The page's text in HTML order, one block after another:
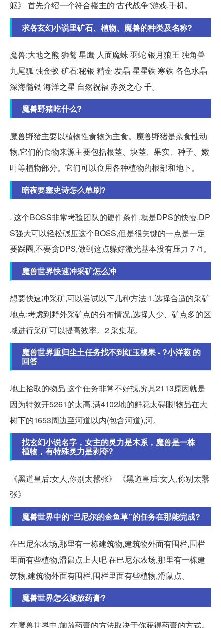
躯》 首先介绍一个符合楼主的“古代战争”游戏,手机。
求各玄幻小说里矿石、植物、魔兽的种类及名称?
魔兽:大地之熊 狮鹫 星鹰 人面魔蛛 羽蛇 银月狼王 独角兽
九尾狐 蚀金蚁 矿石:秘银 精金 发晶 星星铁 寒铁 各色水晶
深海髓银 海洋之星 自然祝福 赤炎之心 千。
魔兽野猪吃什么?
魔兽野猪主要以植物性食物为主食。魔兽野猪是杂食性动
物,它们的食物来源主要包括根茎、块茎、果实、种子、嫩
叶等植物部分。它们可以食用各种植物的根部和地下。
暗夜要塞史诗怎么单刷?
. 这个BOSS非常考验团队的硬件条件,就是DPS的快慢,DP
S强大可以轻松碾压这个BOSS,但是很关键的一点是一定
要踩圈,不要贪DPS,做到这点躲好激光基本没有压力 7 /1。
魔兽世界快速冲采矿怎么冲
想要快速冲采矿,可以尝试以下几种方法:1.选择合适的采矿
地点:考虑到野外采矿点的分布情况,选择人少、矿点多的区
域进行采矿可以提高效率。2.采集花。
魔兽世界重归尘土任务找不到红玉橡果 - ?小洋葱 的
回答
地上拾取的物品 这个任务非常不好找,究其2113原因就是
因为特效开5261的太高,满4102地的鲜花太碍眼!物品在大
树下的1653周边至河道以内(包含河道),河。
找玄幻小说名字，女主的灵力是木系，魔兽是一株
植物，有特殊灵力是剥夺?
《黑道皇后:女人,你别太嚣张》 《黑道皇后:女人,你别太嚣
张》
魔兽世界中的“巴尼尔的金鱼草”的任务在那能完成?
在巴尼尔农场,那里有一栋建筑物,建筑物外面有围栏,围栏
里面有些植物,滑鼠点上去吧 在巴尼尔农场,那里有一栋建
筑物,建筑物外面有围栏,围栏里面有些植物,滑鼠点。
魔兽世界怎么施放药膏?
在魔兽世界中,施放药膏的方法取决于你获得药膏的方式。